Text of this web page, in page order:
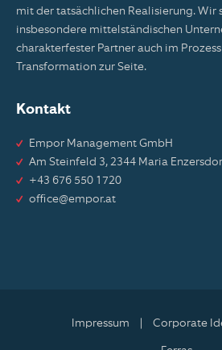
mit der tatsächlichen Realisierung. Wir
insbesondere mittelständischen
charakterfester Partner auch im
Transformation zur Seite.
Kontakt
Empor Management GmbH
Am Steinfeld 3, 2344 Maria
+43 676 550 1720
office@empor.at
Impressum Corporate